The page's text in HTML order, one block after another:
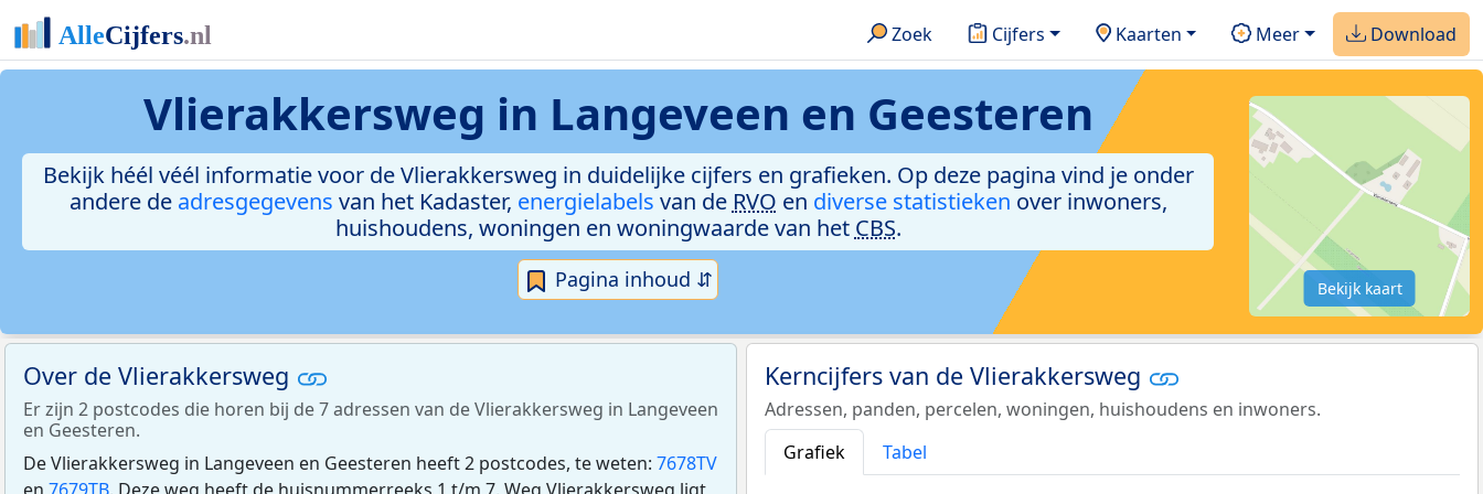
Zoek Cijfers Kaarten Meer Download
Vlierakkersweg in Langeveen en Geesteren
Bekijk héél véél informatie voor de Vlierakkersweg in duidelijke cijfers en grafieken. Op deze pagina vind je onder
andere de adresgegevens van het Kadaster, energielabels van de RVO en diverse statistieken over inwoners,
huishoudens, woningen en woningwaarde van het CBS.
Pagina inhoud ⇵ Bekijk kaart
Over de Vlierakkersweg
Er zijn 2 postcodes die horen bij de 7 adressen van de Vlierakkersweg in Langeveen
en Geesteren.
De Vlierakkersweg in Langeveen en Geesteren heeft 2 postcodes, te weten: 7678TV
Kerncijfers van de Vlierakkersweg
Adressen, panden, percelen, woningen, huishoudens en inwoners.
Grafiek
Tabel